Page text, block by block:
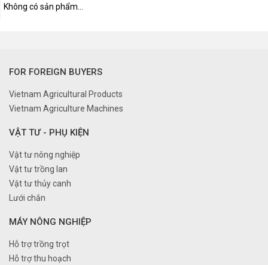
Không có sản phẩm...
FOR FOREIGN BUYERS
Vietnam Agricultural Products
Vietnam Agriculture Machines
VẬT TƯ - PHỤ KIỆN
Vật tư nông nghiệp
Vật tư trồng lan
Vật tư thủy canh
Lưới chắn
MÁY NÔNG NGHIỆP
Hỗ trợ trồng trọt
Hỗ trợ thu hoạch